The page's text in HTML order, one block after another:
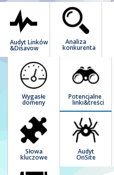
INSTRUKCJA
KONTAKT
ROZWÓJ
POLSKI
Audyt Linków
&Disavow
Analiza
konkurenta
Wygasłe
domeny
Potencjalne
linki&treści
Słowa
kluczowe
Audyt
OnSite